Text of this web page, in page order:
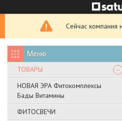
Сейчас компания
ТОВАРЫ
НОВАЯ ЭРА Фитокомплексы
Бады Витамины
ФИТОСВЕЧИ